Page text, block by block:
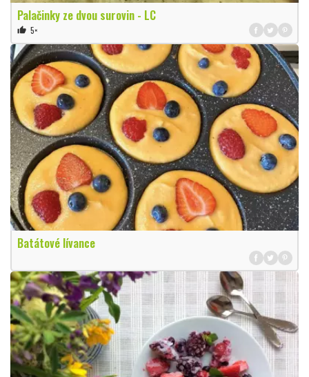
Palačinky ze dvou surovin - LC
thumb_up 5×
Batátové lívance